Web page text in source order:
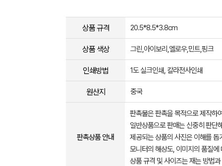
상품 규격 20.5*8.5*3.8cm
상품 색상 그린,아이보리,엘로우,민트,핑크
인쇄방법 1도 실크인쇄, 칼라전사인쇄
원산지 중국
판촉상품 안내
판촉물은 판촉을 목적으로 제작하
일반상품으로 판매는 신중히 판단
제공되는 상품의 사진은 이해를
모니터의 해상도, 이미지의 품질
상품 규격 및 사이즈는 재는 방법